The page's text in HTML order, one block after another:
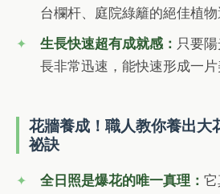
台欄杆、庭院綠籬的絕佳植物
生長快速超有成就感： 只要
長非常迅速，能快速形成一片
花牆養成！職人教你養出大
祕訣
全日照是爆花的唯一真理：